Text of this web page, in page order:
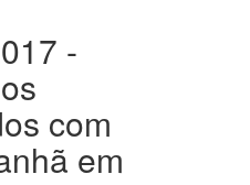
-
com
em